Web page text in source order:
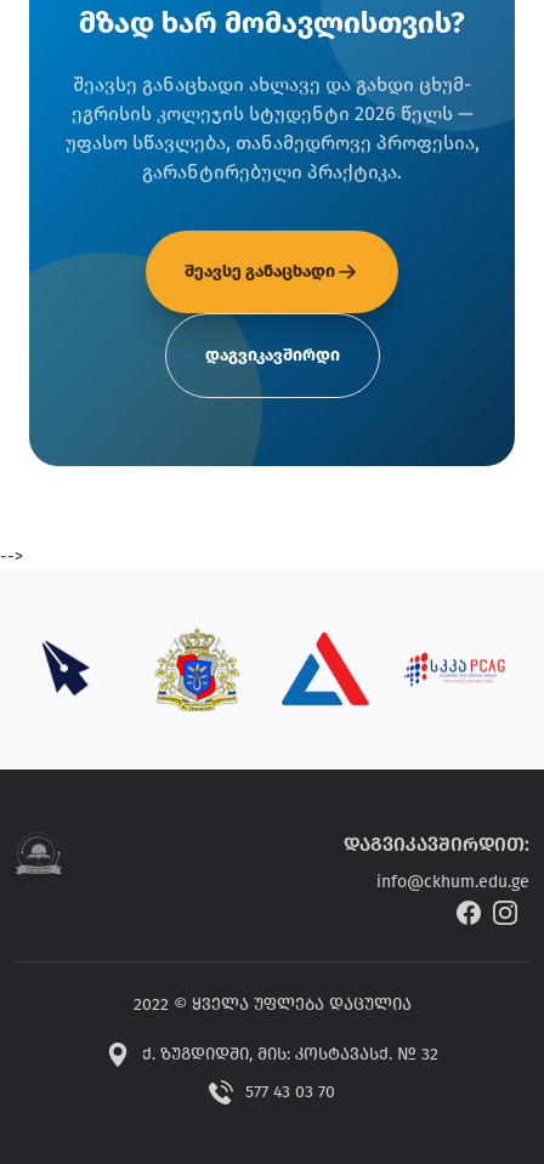
მზად ხარ მომავლისთვის?
შეავსე განაცხადი ახლავე და გახდი ცხუმ-
ეგრისის კოლეჯის სტუდენტი 2026 წელს —
უფასო სწავლება, თანამედროვე პროფესია,
გარანტირებული პრაქტიკა.
შეავსე განაცხადი
დაგვიკავშირდი
-->
დაგვიკავშირდით:
info@ckhum.edu.ge
2022 © ყველა უფლება დაცულია
ქ. ზუგდიდში, მის: კოსტავასქ. № 32
577 43 03 70